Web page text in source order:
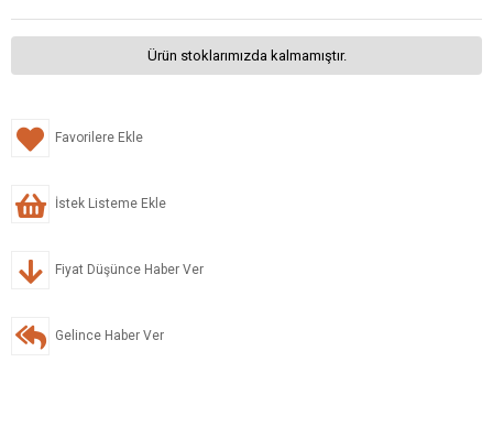
Ürün stoklarımızda kalmamıştır.
Favorilere Ekle
İstek Listeme Ekle
Fiyat Düşünce Haber Ver
Gelince Haber Ver